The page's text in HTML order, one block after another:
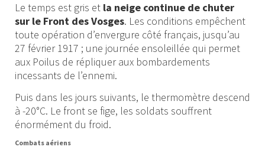
Le temps est gris et la neige continue de chuter
sur le Front des Vosges. Les conditions empêchent
toute opération d’envergure côté français, jusqu’au
27 février 1917 ; une journée ensoleillée qui permet
aux Poilus de répliquer aux bombardements
incessants de l’ennemi.
Puis dans les jours suivants, le thermomètre descend
à -20°C. Le front se fige, les soldats souffrent
énormément du froid.
Combats aériens